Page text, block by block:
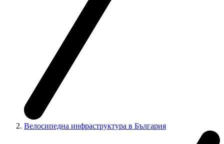
Велосипедна инфраструктура в България